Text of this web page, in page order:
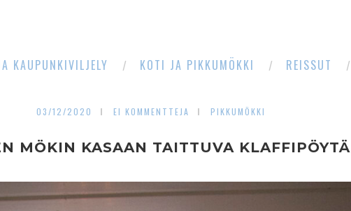
KAUPUNKIVILJELY KOTI JA PIKKUMÖKKI REISSUT
03/12/2020 EI KOMMENTTEJA PIKKUMÖKKI
MÖKIN KASAAN TAITTUVA KLAFFIPÖYTÄ